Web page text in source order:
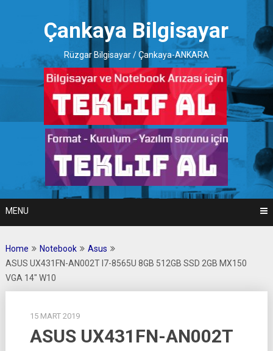
Çankaya Bilgisayar
Rüzgar Bilgisayar / Çankaya-ANKARA
MENU
Home Notebook
Asus
ASUS UX431FN-AN002T I7-8565U 8GB 512GB SSD 2GB MX150
VGA 14″ W10
15 MART 2019
ASUS UX431FN-AN002T